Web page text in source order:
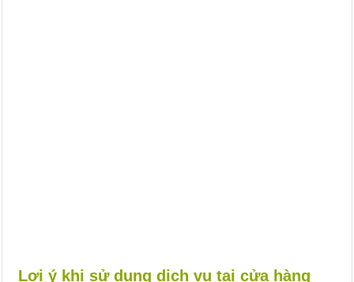
Lợi ý khi sử dụng dịch vụ tại cửa hàng